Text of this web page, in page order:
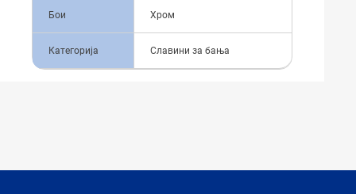
Бои Хром
Категорија Славини за бања